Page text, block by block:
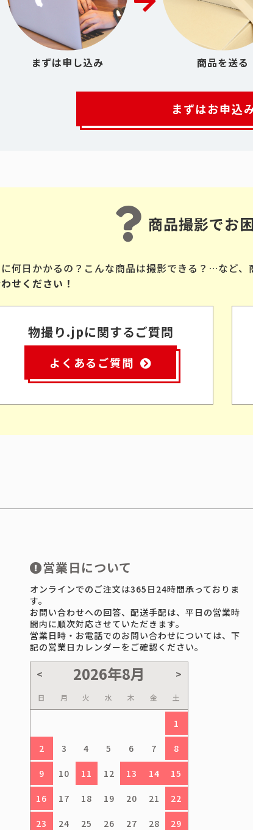
まずは申し込み 商品を送る
まずはお申込
商品撮影でお
何日かかるの？こんな商品は撮影できる？…など、
せください！
物撮り.jpに関するご質問
よくあるご質問
営業日について
オンラインでのご注文は365日24時間承っておりま
す。
お問い合わせへの回答、配送手配は、平日の営業時
間内に順次対応させていただきます。
営業日時・お電話でのお問い合わせについては、下
記の営業日カレンダーをご確認ください。
日 月 火 水 木 金 土
1
2 3 4 5 6 7 8
9 10 11 12 13 14 15
16 17 18 19 20 21 22
23 24 25 26 27 28 29